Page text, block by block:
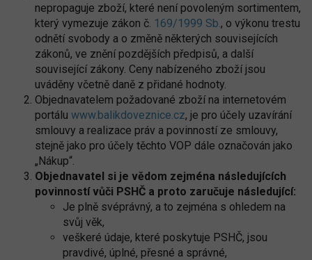
nepropaguje zboží, které není povoleným sortimentem,
který vymezuje zákon č. 169/1999 Sb., o výkonu trestu
odnětí svobody a o změně některých souvisejících
zákonů, ve znění pozdějších předpisů, a další
související zákony. Ceny nabízeného zboží jsou
uváděny včetně daně z přidané hodnoty.
Objednavatelem požadované zboží na internetovém
portálu www.balikdoveznice.cz, je pro účely uzavírání
smlouvy a realizace práv a povinností ze smlouvy,
stejně jako pro účely těchto VOP dále označován jako
„Nákup“.
Objednavatel si je vědom zejména následujících
povinností vůči PSHČ a proto zaručuje následující:
Je plně svéprávný, a to zejména s ohledem na
svůj věk,
veškeré údaje, které poskytuje PSHČ, jsou
pravdivé, úplné, přesné a správné,